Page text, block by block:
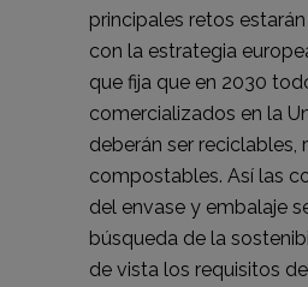
principales retos
con la estrategia
que fija que en 2030
comercializados en la
deberán ser reciclables,
compostables. Así las
del envase y embalaje
búsqueda de la
de vista los requisitos